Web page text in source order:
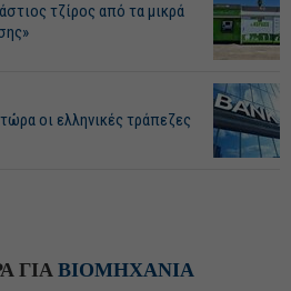
τζίρος από τα μικρά
οι ελληνικές τράπεζες
ΓΙΑ ΒΙΟΜΗΧΑΝΙΑ